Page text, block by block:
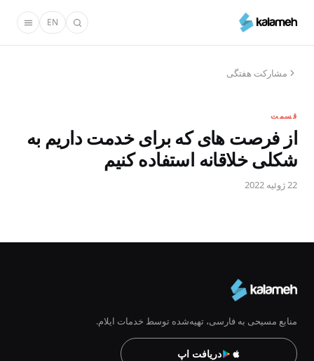
محتوای
EN
مشارکت هفتگی
قسمت
از فرصت های که برای خدمت داریم به
شکلی خلاقانه استفاده کنیم
22 ژوئیه 2022
منابع مسیحی به فارسی، تهیه‌شده توسط خدمات ایلام.
دریافت اپ